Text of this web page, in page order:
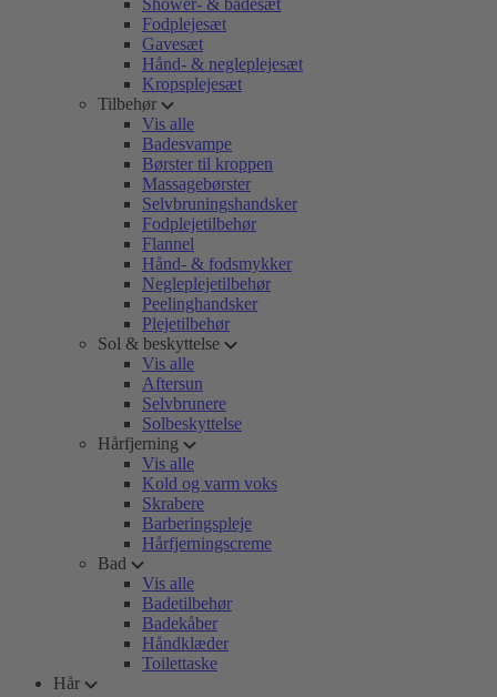
Shower- & badesæt
Fodplejesæt
Gavesæt
Hånd- & negleplejesæt
Kropsplejesæt
Tilbehør
Vis alle
Badesvampe
Børster til kroppen
Massagebørster
Selvbruningshandsker
Fodplejetilbehør
Flannel
Hånd- & fodsmykker
Negleplejetilbehør
Peelinghandsker
Plejetilbehør
Sol & beskyttelse
Vis alle
Aftersun
Selvbrunere
Solbeskyttelse
Hårfjerning
Vis alle
Kold og varm voks
Skrabere
Barberingspleje
Hårfjerningscreme
Bad
Vis alle
Badetilbehør
Badekåber
Håndklæder
Toilettaske
Hår